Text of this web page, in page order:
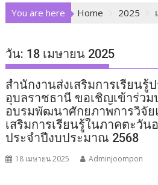
You are here Home 2025
วัน: 18 เมษายน 2025
สำนักงานส่งเสริมการเรียนรู้
อุบลราชธานี ขอเชิญเข้าร่ว
อบรมพัฒนาศักยภาพการวิจั
เสริมการเรียนรู้ในภาคตะวัน
ประจำปีงบประมาณ 2568
18 เมษายน 2025 Adminjoompon